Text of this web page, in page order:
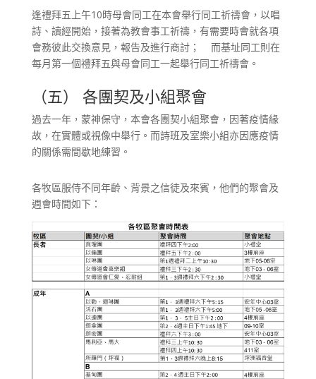
逢禮拜五上午10時母會同工在本會舉行同工祈禱會，以唱
詩、讀經開始，接著為教會事工祈禱，有需要時會就各項
會務彼此交換意見，報告及進行商討； 而基址同工則在
每月第一個禮拜五與母會同工一起舉行同工祈禱會。
（五） 各團契及小組聚會
過去一年，蒙神保守，本會各團契小組聚會，因著疫情緣
故，在實體或視像中舉行。而詩班及室樂小組亦因應疫情
的關係需間歇地練習。
各牧區服侍不同年齡、背景之信徒及來賓，他們的聚會及
週會時間如下：